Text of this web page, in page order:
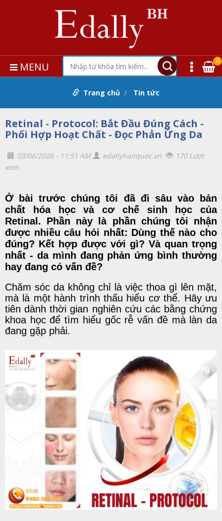
MENU 0
Trang chủ Tin tức
Retinal - Protocol: Bắt Đầu Đúng Cách -
Phối Hợp Hoạt Chất - Đọc Phản Ứng Da
03/06/2026 - 11:51 AM edallyhanquoc.vn
170 Lượt
xem
Ở bài trước chúng tôi đã đi sâu vào
bản
chất hóa học và cơ chế sinh học của
Retinal . Phần này là phần chúng tôi nhận
được nhiều câu hỏi nhất: Dùng thế nào cho
đúng? Kết hợp được với gì? Và quan trọng
nhất - da mình đang phản ứng bình thường
hay đang có vấn đề?
Chăm sóc da không chỉ là việc thoa gì lên mặt,
mà là một hành trình thấu hiểu cơ thể. Hãy ưu
tiên dành thời gian nghiên cứu các bằng chứng
khoa học để tìm hiểu gốc rễ vấn đề mà làn da
đang gặp phải.